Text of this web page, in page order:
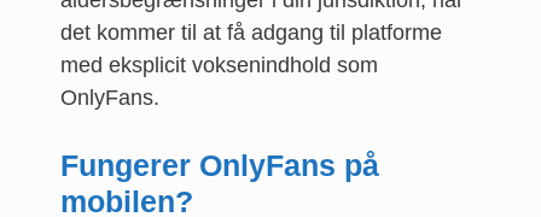
det kommer til at få adgang til platforme
med eksplicit voksenindhold som
OnlyFans.
Fungerer OnlyFans på
mobilen?